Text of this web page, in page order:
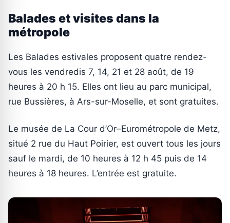
Balades et visites dans la
métropole
Les Balades estivales proposent quatre rendez-
vous les vendredis 7, 14, 21 et 28 août, de 19
heures à 20 h 15. Elles ont lieu au parc municipal,
rue Bussières, à Ars-sur-Moselle, et sont gratuites.
Le musée de La Cour d’Or–Eurométropole de Metz,
situé 2 rue du Haut Poirier, est ouvert tous les jours
sauf le mardi, de 10 heures à 12 h 45 puis de 14
heures à 18 heures. L’entrée est gratuite.